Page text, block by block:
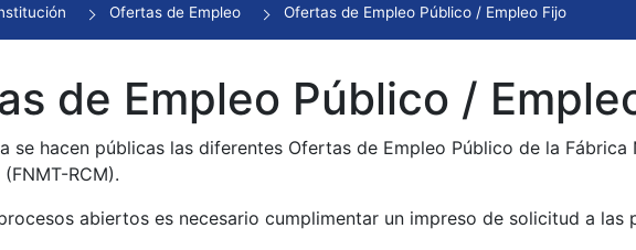
Ofertas de Empleo Ofertas de Empleo Público / Empleo Fijo
de Empleo Público /
se hacen públicas las diferentes Ofertas de Empleo Público de la
RCM).
abiertos es necesario cumplimentar un impreso de solicitud a las